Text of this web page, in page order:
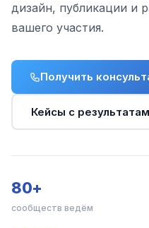
дизайн, публикации и
вашего участия.
Получить
Кейсы с
80+
сообществ ведём